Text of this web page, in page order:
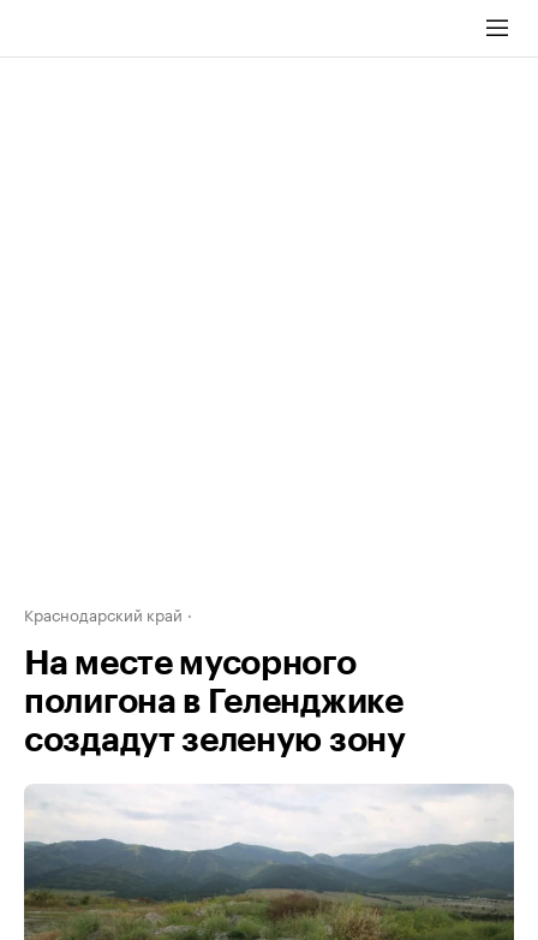
Краснодарский край
На месте мусорного
полигона в Геленджике
создадут зеленую зону